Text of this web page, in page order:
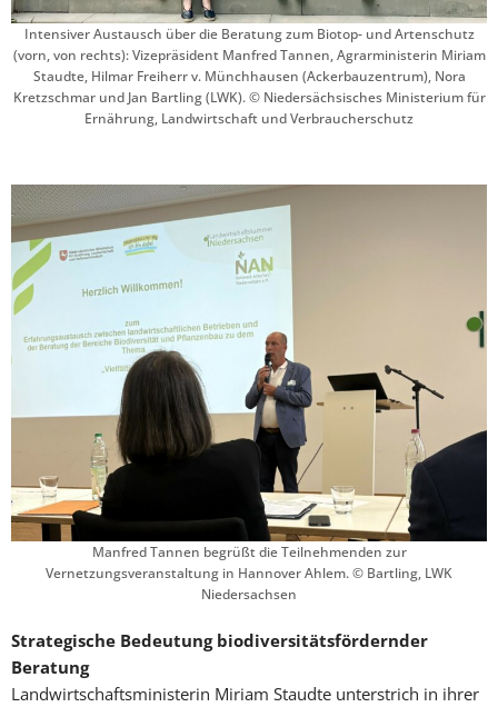
Intensiver Austausch über die Beratung zum Biotop- und Artenschutz
(vorn, von rechts): Vizepräsident Manfred Tannen, Agrarministerin Miriam
Staudte, Hilmar Freiherr v. Münchhausen (Ackerbauzentrum), Nora
Kretzschmar und Jan Bartling (LWK). © Niedersächsisches Ministerium für
Ernährung, Landwirtschaft und Verbraucherschutz
Manfred Tannen begrüßt die Teilnehmenden zur
Vernetzungsveranstaltung in Hannover Ahlem. © Bartling, LWK
Niedersachsen
Strategische Bedeutung biodiversitätsfördernder
Beratung
Landwirtschaftsministerin Miriam Staudte unterstrich in ihrer